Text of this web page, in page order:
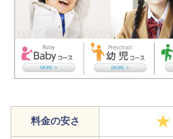
料金の安さ